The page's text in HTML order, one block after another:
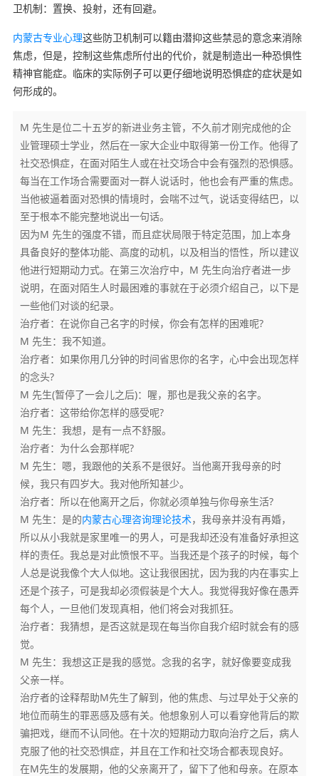
卫机制：置换、投射，还有回避。
内蒙古专业心理这些防卫机制可以籍由潜抑这些禁忌的意念来消除
焦虑，但是，控制这些焦虑所付出的代价，就是制造出一种恐惧性
精神官能症。临床的实际例子可以更仔细地说明恐惧症的症状是如
何形成的。
M 先生是位二十五岁的新进业务主管，不久前才刚完成他的企
业管理硕士学业，然后在一家大企业中取得第一份工作。他得了
社交恐惧症，在面对陌生人或在社交场合中会有强烈的恐惧感。
每当在工作场合需要面对一群人说话时，他也会有严重的焦虑。
当他被逼着面对恐惧的情境时，会喘不过气，说话变得结巴，以
至于根本不能完整地说出一句话。
因为M 先生的强度不错，而且症状局限于特定范围，加上本身
具备良好的整体功能、高度的动机，以及相当的悟性，所以建议
他进行短期动力式。在第三次治疗中，M 先生向治疗者进一步
说明，在面对陌生人时最困难的事就在于必须介绍自己，以下是
一些他们对谈的纪录。
治疗者：在说你自己名字的时候，你会有怎样的困难呢?
M 先生：我不知道。
治疗者：如果你用几分钟的时间省思你的名字，心中会出现怎样
的念头?
M 先生(暂停了一会儿之后)：喔，那也是我父亲的名字。
治疗者：这带给你怎样的感受呢?
M 先生：我想，是有一点不舒服。
治疗者：为什么会那样呢?
M 先生：嗯，我跟他的关系不是很好。当他离开我母亲的时
候，我只有四岁大。我对他所知甚少。
治疗者：所以在他离开之后，你就必须单独与你母亲生活?
M 先生：是的内蒙古心理咨询理论技术，我母亲并没有再婚，
所以从小我就是家里唯一的男人，可是我却还没有准备好承担这
样的责任。我总是对此愤恨不平。当我还是个孩子的时候，每个
人总是说我像个大人似地。这让我很困扰，因为我的内在事实上
还是个孩子，可是我却必须假装是个大人。我觉得我好像在愚弄
每个人，一旦他们发现真相，他们将会对我抓狂。
治疗者：我猜想，是否这就是现在每当你自我介绍时就会有的感
觉。
M 先生：我想这正是我的感觉。念我的名字，就好像要变成我
父亲一样。
治疗者的诠释帮助M先生了解到，他的焦虑、与过早处于父亲的
地位而萌生的罪恶感及感有关。他想象别人可以看穿他背后的欺
骗把戏，继而不认同他。在十次的短期动力取向治疗之后，病人
克服了他的社交恐惧症，并且在工作和社交场合都表现良好。
在M先生的发展期，他的父亲离开了，留下了他和母亲。在原本